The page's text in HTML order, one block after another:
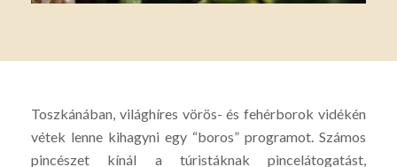
Toszkánában, világhíres vörös- és fehérborok vidékén
vétek lenne kihagyni egy “boros” programot. Számos
pincészet kínál a túristáknak pincelátogatást,